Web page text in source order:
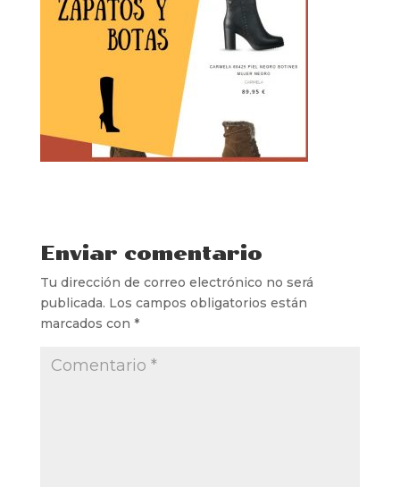
Enviar comentario
Tu dirección de correo electrónico no será
publicada. Los campos obligatorios están
marcados con *